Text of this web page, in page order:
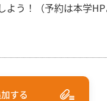
う！（予約は本学HP
する